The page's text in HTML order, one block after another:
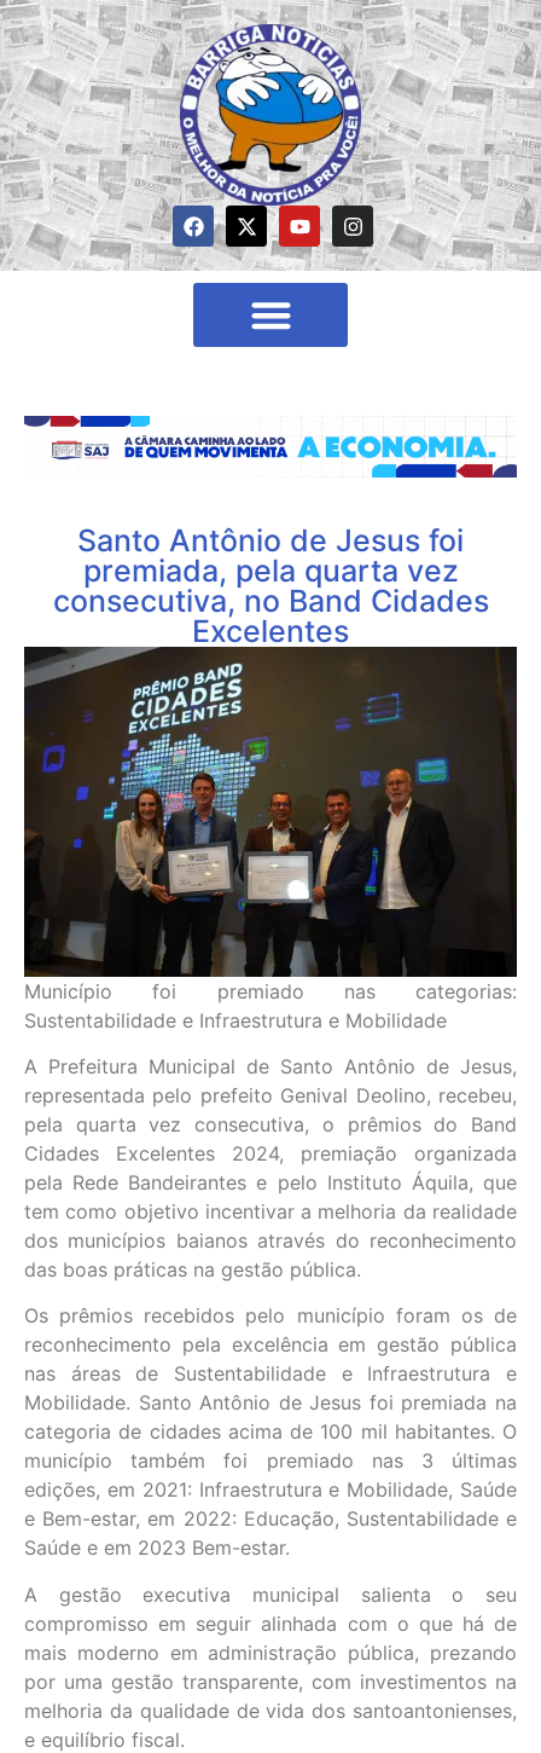
Santo Antônio de Jesus foi
premiada, pela quarta vez
consecutiva, no Band Cidades
Excelentes
Município foi premiado nas categorias:
Sustentabilidade e Infraestrutura e Mobilidade
A Prefeitura Municipal de Santo Antônio de Jesus,
representada pelo prefeito Genival Deolino, recebeu,
pela quarta vez consecutiva, o prêmios do Band
Cidades Excelentes 2024, premiação organizada
pela Rede Bandeirantes e pelo Instituto Áquila, que
tem como objetivo incentivar a melhoria da realidade
dos municípios baianos através do reconhecimento
das boas práticas na gestão pública.
Os prêmios recebidos pelo município foram os de
reconhecimento pela excelência em gestão pública
nas áreas de Sustentabilidade e Infraestrutura e
Mobilidade. Santo Antônio de Jesus foi premiada na
categoria de cidades acima de 100 mil habitantes. O
município também foi premiado nas 3 últimas
edições, em 2021: Infraestrutura e Mobilidade, Saúde
e Bem-estar, em 2022: Educação, Sustentabilidade e
Saúde e em 2023 Bem-estar.
A gestão executiva municipal salienta o seu
compromisso em seguir alinhada com o que há de
mais moderno em administração pública, prezando
por uma gestão transparente, com investimentos na
melhoria da qualidade de vida dos santoantonienses,
e equilíbrio fiscal.